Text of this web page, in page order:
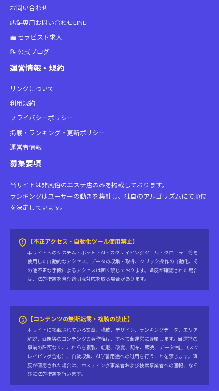
お問い合わせ
店舗専用お問い合わせLINE
💼 セラピスト求人
📝 公式ブログ
運営情報・規約
リンクについて
利用規約
プライバシーポリシー
掲載・ランキング・更新ポリシー
運営者情報
募集要項
当サイトは非風俗のエステ店のみを掲載しております。
ランキングはユーザーの動きを集計し、独自のアルゴリズムにて順位
を決定しています。
gpp_maybe 【不正アクセス・自動化ツール使用禁止】
本サイトへのシステム・ボット・AI・スクレイピングツール・クローラー等を
使用した自動的なアクセス、データの収集・取得、クリック操作の自動化、そ
の他不正な手段によるアクセスは固く禁じております。違反が確認された場合
は、法的措置を含む適切な対応を取る場合があります。
copyright 【コンテンツの無断転載・複製の禁止】
本サイトに掲載されている文章、構成、デザイン、ランキングデータ、エリア
解説、画像等のコンテンツの著作権は、すべて当運営に帰属します。当運営の
事前の許可なく、これらを複製、転載、改変、配布、販売、データ抽出（スク
レイピング含む）、自動収集、AI学習用途への利用を行うことを禁じます。違
反が確認された場合は、ホスティング事業者および検索事業者への通報、なら
びに法的措置を行います。